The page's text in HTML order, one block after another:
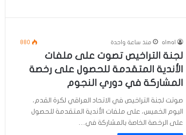
almal منذ ساعة واحدة 880
لجنة التراخيص تصوت على ملفات
الأندية المتقدمة للحصول على رخصة
المشاركة في دوري النجوم
صوتت لجنة التراخيص في الاتحاد العراقي لكرة القدم،
اليوم الخميس، على ملفات الأندية المتقدمة للحصول
على الرخصة الخاصة بالمشاركة في…